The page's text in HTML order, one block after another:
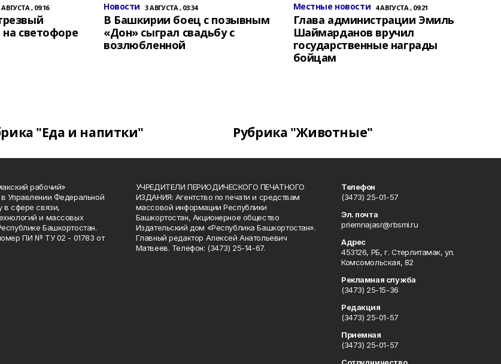
АВГУСТА , 09:16
на светофоре
Новости 3 АВГУСТА , 03:34
В Башкирии боец с позывным
«Дон» сыграл свадьбу с
возлюбленной
Местные новости 4 АВГУСТА , 09:21
Глава администрации Эмиль
Шаймарданов вручил
государственные награды
бойцам
"Еда и напитки" Рубрика "Животные"
рабочий»
Управлении Федеральной
в сфере связи,
и массовых
Башкортостан.
ПИ № ТУ 02 - 01783 от
УЧРЕДИТЕЛИ ПЕРИОДИЧЕСКОГО ПЕЧАТНОГО
ИЗДАНИЯ: Агентство по печати и средствам
массовой информации Республики
Башкортостан, Акционерное общество
Издательский дом «Республика Башкортостан».
Главный редактор Алексей Анатольевич
Матвеев. Телефон: (3473) 25-14-67.
Телефон
(3473) 25-01-57
Эл. почта
priemnajasr@rbsmi.ru
Адрес
453126, РБ, г. Стерлитамак, ул.
Комсомольская, 82
Рекламная служба
(3473) 25-15-36
Редакция
(3473) 25-01-57
Приемная
(3473) 25-01-57